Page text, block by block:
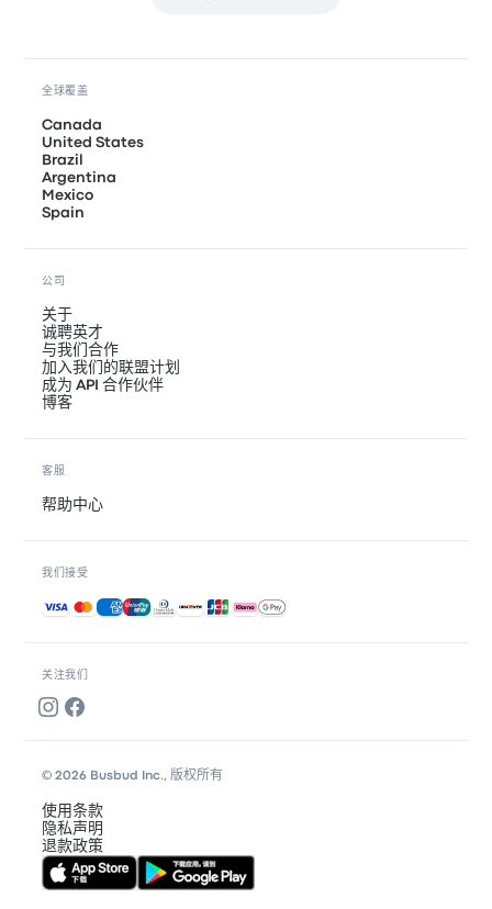
关注我们
全球覆盖
Canada
United States
Brazil
Argentina
Mexico
Spain
公司
关于
诚聘英才
与我们合作
加入我们的联盟计划
成为 API 合作伙伴
博客
客服
帮助中心
我们接受
接受的付款方式
© 2026 Busbud Inc., 版权所有
使用条款
隐私声明
退款政策